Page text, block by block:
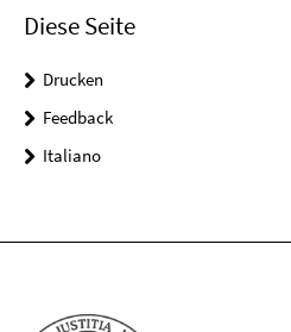
Diese Seite
Drucken
Feedback
Italiano